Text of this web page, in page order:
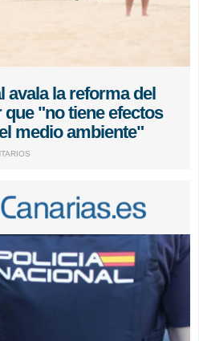
avala la reforma del
"no tiene efectos
medio ambiente"